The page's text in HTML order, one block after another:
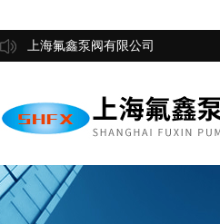
上海氟鑫泵阀有限公司